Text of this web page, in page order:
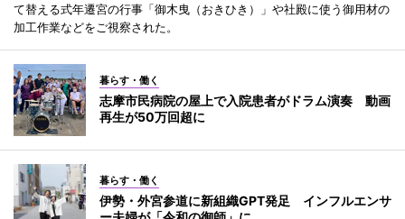
て替える式年遷宮の行事「御木曳（おきひき）」や社殿に使う御用材の
加工作業などをご視察された。
暮らす・働く
志摩市民病院の屋上で入院患者がドラム演奏 動画
再生が50万回超に
暮らす・働く
伊勢・外宮参道に新組織GPT発足 インフルエンサ